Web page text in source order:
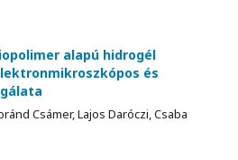
alapú hidrogél
és
Csámer, Lajos Daróczi, Csaba